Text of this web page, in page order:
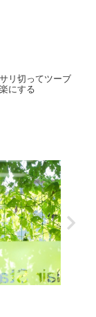
リ切ってツーブ
にする